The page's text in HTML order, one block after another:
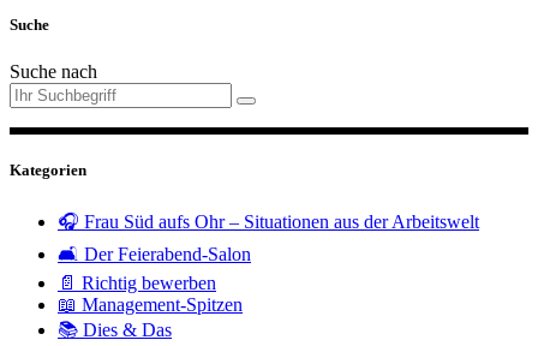
Suche
Suche nach
Kategorien
🎧 Frau Süd aufs Ohr – Situationen aus der Arbeitswelt
🛋️ Der Feierabend-Salon
📄 Richtig bewerben
📖 Management-Spitzen
📚 Dies & Das